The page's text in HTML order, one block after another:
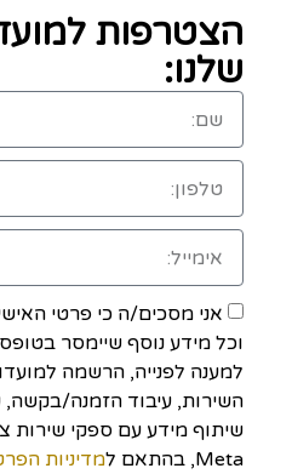
הצטרפות
שלנו:
אני מסכים/ה כי פרטי
וכל מידע נוסף שיימסר
למענה לפנייה, הרשמה
השירות, עיבוד הזמנה/בקשה,
Meta, בהתאם ל
מדיניות